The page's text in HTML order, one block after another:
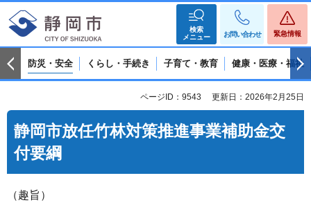
検索
メニュー
お問い合わせ 緊急情報
防災・安全 くらし・手続き 子育て・教育 健康・医療・福祉
ページID：9543 更新日：2026年2月25日
静岡市放任竹林対策推進事業補助金交
付要綱
（趣旨）